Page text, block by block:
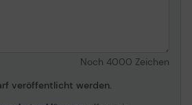
Noch 4000 Zeichen
veröffentlicht werden.